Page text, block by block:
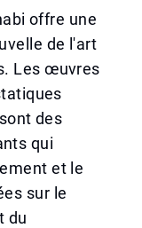
offre une
de l'art
Les œuvres
des
qui
et le
sur le
du